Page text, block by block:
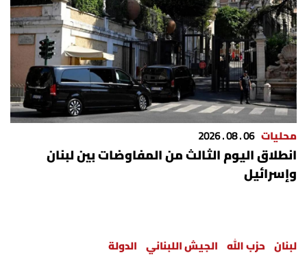
محليات 06 . 08 . 2026
انطلاق اليوم الثالث من المفاوضات بين لبنان
وإسرائيل
لبنان حزب الله الجيش اللبناني الدولة